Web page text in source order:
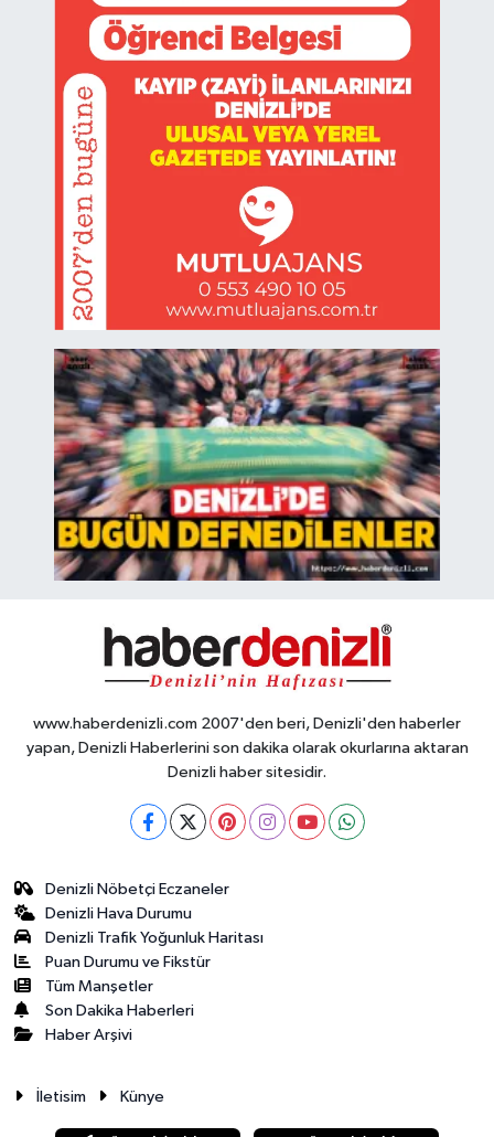
www.haberdenizli.com 2007'den beri, Denizli'den haberler
yapan, Denizli Haberlerini son dakika olarak okurlarına aktaran
Denizli haber sitesidir.
Denizli Nöbetçi Eczaneler
Denizli Hava Durumu
Denizli Trafik Yoğunluk Haritası
Puan Durumu ve Fikstür
Tüm Manşetler
Son Dakika Haberleri
Haber Arşivi
İletisim Künye